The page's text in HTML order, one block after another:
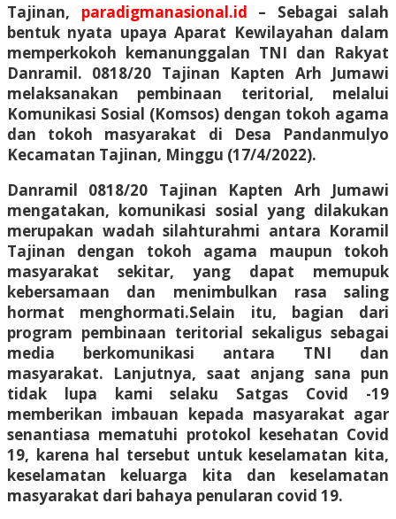
Tajinan, paradigmanasional.id – Sebagai salah
bentuk nyata upaya Aparat Kewilayahan dalam
memperkokoh kemanunggalan TNI dan Rakyat
Danramil. 0818/20 Tajinan Kapten Arh Jumawi
melaksanakan pembinaan teritorial, melalui
Komunikasi Sosial (Komsos) dengan tokoh agama
dan tokoh masyarakat di Desa Pandanmulyo
Kecamatan Tajinan, Minggu (17/4/2022).
Danramil 0818/20 Tajinan Kapten Arh Jumawi
mengatakan, komunikasi sosial yang dilakukan
merupakan wadah silahturahmi antara Koramil
Tajinan dengan tokoh agama maupun tokoh
masyarakat sekitar, yang dapat memupuk
kebersamaan dan menimbulkan rasa saling
hormat menghormati.Selain itu, bagian dari
program pembinaan teritorial sekaligus sebagai
media berkomunikasi antara TNI dan
masyarakat. Lanjutnya, saat anjang sana pun
tidak lupa kami selaku Satgas Covid -19
memberikan imbauan kepada masyarakat agar
senantiasa mematuhi protokol kesehatan Covid
19, karena hal tersebut untuk keselamatan kita,
keselamatan keluarga kita dan keselamatan
masyarakat dari bahaya penularan covid 19.